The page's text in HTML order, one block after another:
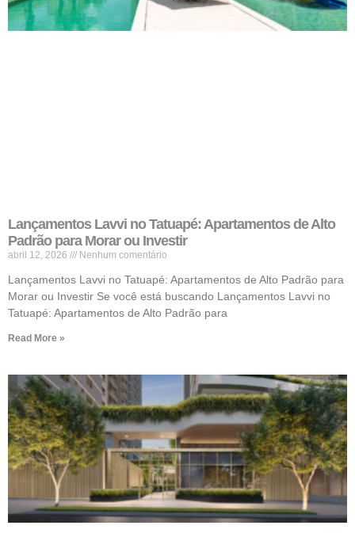
Lançamentos Lavvi no Tatuapé: Apartamentos de Alto
Padrão para Morar ou Investir
abril 12, 2026 Nenhum comentário
Lançamentos Lavvi no Tatuapé: Apartamentos de Alto Padrão para
Morar ou Investir Se você está buscando Lançamentos Lavvi no
Tatuapé: Apartamentos de Alto Padrão para
Read More »